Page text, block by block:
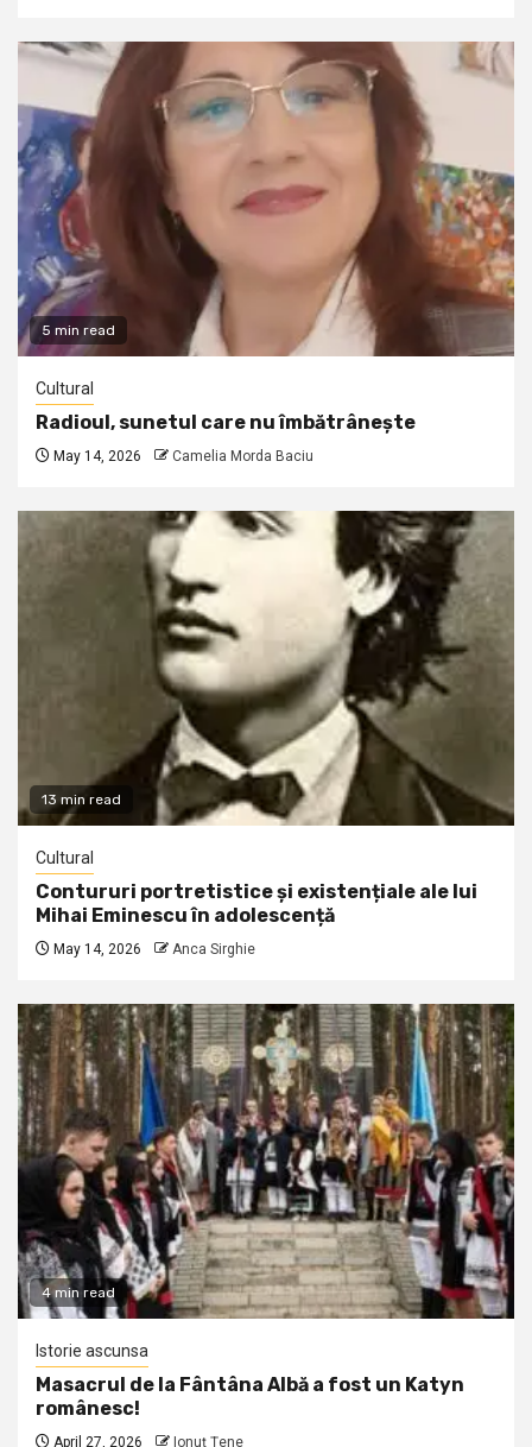
5 min read
Cultural
Radioul, sunetul care nu îmbătrânește
May 14, 2026 Camelia Morda Baciu
13 min read
Cultural
Contururi portretistice și existențiale ale lui
Mihai Eminescu în adolescență
May 14, 2026 Anca Sirghie
4 min read
Istorie ascunsa
Masacrul de la Fântâna Albă a fost un Katyn
românesc!
April 27, 2026 Ionuţ Ţene